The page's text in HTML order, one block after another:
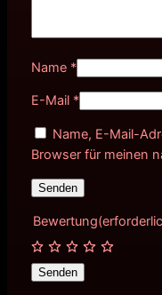
Name *
E-Mail *
Name, E-Mail-
Browser für meinen
Bewertung
Senden